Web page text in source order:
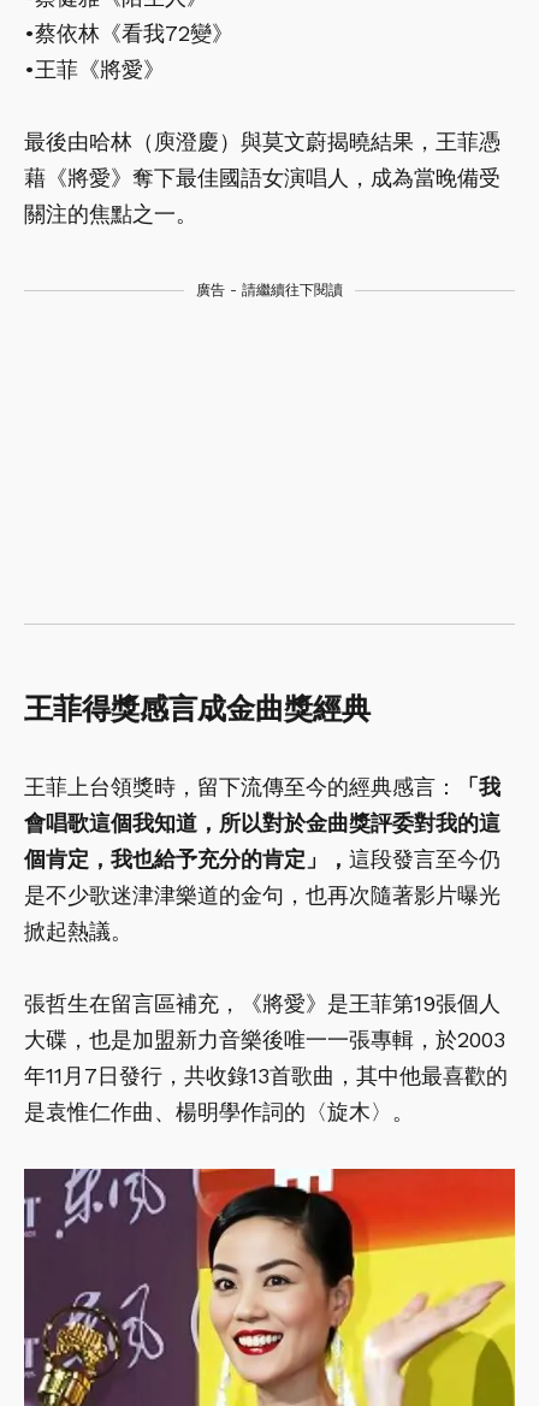
•蔡依林《看我72變》
•王菲《將愛》
最後由哈林（庾澄慶）與莫文蔚揭曉結果，王菲憑
藉《將愛》奪下最佳國語女演唱人，成為當晚備受
關注的焦點之一。
廣告 - 請繼續往下閱讀
王菲得獎感言成金曲獎經典
王菲上台領獎時，留下流傳至今的經典感言：
「我
會唱歌這個我知道，所以對於金曲獎評委對我的這
個肯定，我也給予充分的肯定」， 這段發言至今仍
是不少歌迷津津樂道的金句，也再次隨著影片曝光
掀起熱議。
張哲生在留言區補充，《將愛》是王菲第19張個人
大碟，也是加盟新力音樂後唯一一張專輯，於2003
年11月7日發行，共收錄13首歌曲，其中他最喜歡的
是袁惟仁作曲、楊明學作詞的〈旋木〉。